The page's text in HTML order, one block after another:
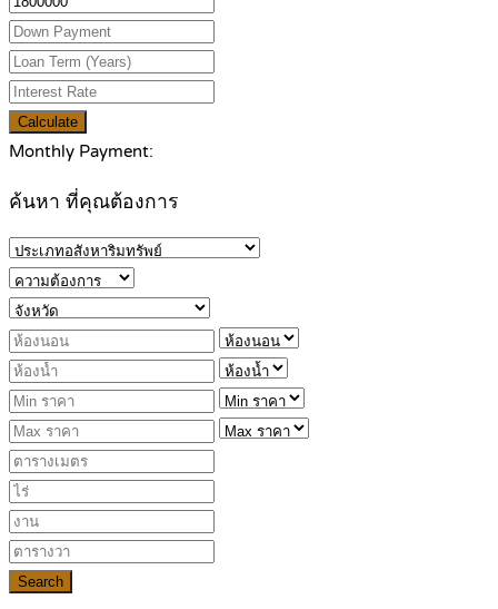
Calculate
Monthly Payment:
ค้นหา ที่คุณต้องการ
Search